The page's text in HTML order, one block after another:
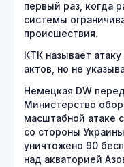
первый раз, когда
системы
происшествия.
КТК называет
актов, но не
Немецкая DW
Министерство
масштабной атаке
со стороны
уничтожено 90
над акваторией